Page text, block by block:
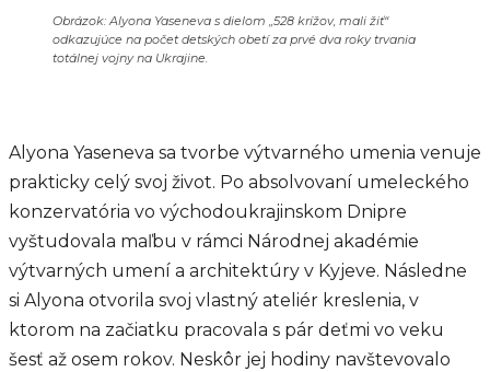
Obrázok: Alyona Yaseneva s dielom „528 krížov, mali žiť“
odkazujúce na počet detských obetí za prvé dva roky trvania
totálnej vojny na Ukrajine.
Alyona Yaseneva sa tvorbe výtvarného umenia venuje
prakticky celý svoj život. Po absolvovaní umeleckého
konzervatória vo východoukrajinskom Dnipre
vyštudovala maľbu v rámci Národnej akadémie
výtvarných umení a architektúry v Kyjeve. Následne
si Alyona otvorila svoj vlastný ateliér kreslenia, v
ktorom na začiatku pracovala s pár deťmi vo veku
šesť až osem rokov. Neskôr jej hodiny navštevovalo